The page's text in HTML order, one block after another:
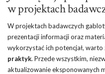
w projektach
W projektach badawczych
prezentacji informacji oraz
wykorzystać ich potencjał, warto
praktyk. Przede wszystkim,
aktualizowanie eksponowanych